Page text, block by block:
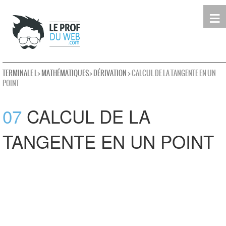
≡
leProfDuWeb
Seconde
Première
Terminale
Rechercher
TERMINALE L>MATHÉMATIQUES>DÉRIVATION> CALCUL DE LA TANGENTE EN UN
POINT
07 CALCUL DE LA
TANGENTE EN UN POINT